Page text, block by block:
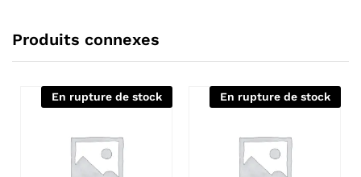
Produits connexes
En rupture de stock En rupture de stock